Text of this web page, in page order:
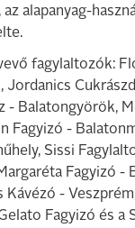
alapanyag-
fagylaltozók:
Jordanics
- Balatongyörök,
Fagyizó -
Sissi
Fagyizó -
Kávézó -
Fagyizó és a